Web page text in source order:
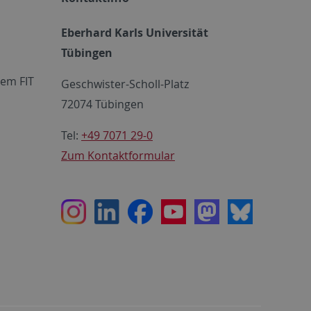
FIT
Eberhard Karls Universität
Tübingen
Geschwister-Scholl-Platz
72074 Tübingen
Tel: +49 7071 29-0
Zum Kontaktformular
InstagramLinkedInFacebookYoutubeMastodon
Bluesky